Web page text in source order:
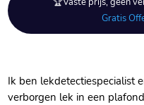
Gratis
Ik ben lekdetectiespecialist
verborgen lek in een